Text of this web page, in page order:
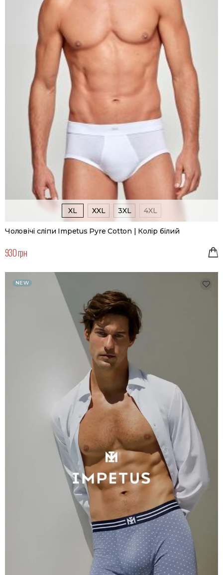
XL XXL 3XL 4XL
Чоловічі сліпи Impetus Pyre Cotton | Колір білий
930 грн
NEW